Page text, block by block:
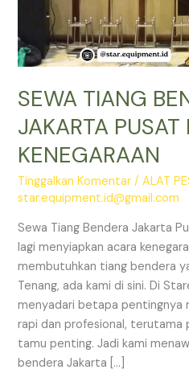
SEWA TIANG
JAKARTA PUSAT
KENEGARAAN
Tinggalkan Komentar /ALAT
star.equipment.id@gmail.com
Sewa Tiang Bendera Jakarta
lagi menyiapkan acara
membutuhkan tiang bendera
Tenang, ada kami di sini. Di
menyadari betapa pentingnya
rapi dan profesional, terutama
tamu penting. Jadi kami
bendera Jakarta […]